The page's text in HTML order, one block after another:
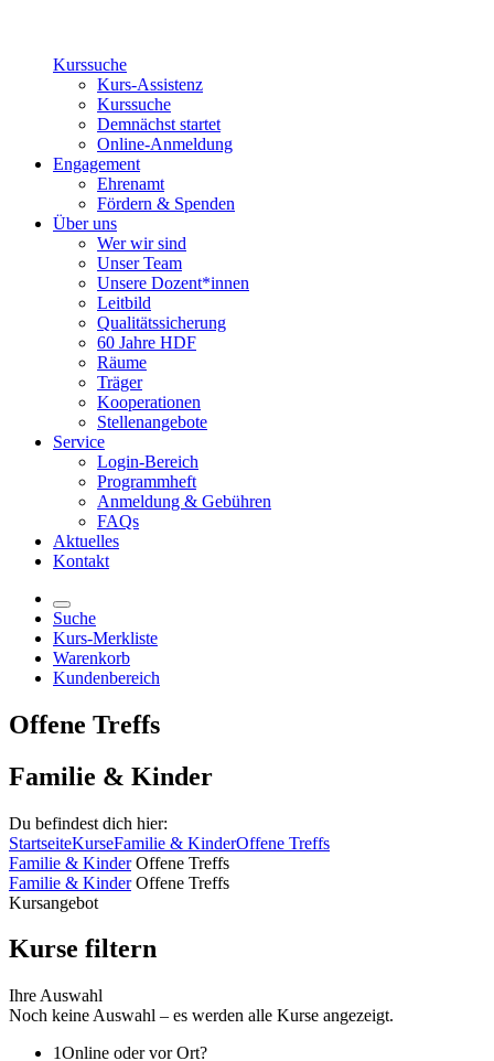
Kurssuche
Kurs-Assistenz
Kurssuche
Demnächst startet
Online-Anmeldung
Engagement
Ehrenamt
Fördern & Spenden
Über uns
Wer wir sind
Unser Team
Unsere Dozent*innen
Leitbild
Qualitätssicherung
60 Jahre HDF
Räume
Träger
Kooperationen
Stellenangebote
Service
Login-Bereich
Programmheft
Anmeldung & Gebühren
FAQs
Aktuelles
Kontakt
Suche
Kurs-Merkliste
Warenkorb
Kundenbereich
Offene Treffs
Familie & Kinder
Du befindest dich hier:
StartseiteKurseFamilie & KinderOffene Treffs
Familie & Kinder Offene Treffs
Familie & Kinder Offene Treffs
Kursangebot
Kurse filtern
Ihre Auswahl
Noch keine Auswahl – es werden alle Kurse angezeigt.
1Online oder vor Ort?